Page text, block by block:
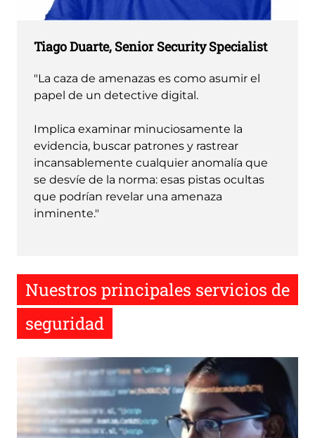
Tiago Duarte, Senior Security Specialist
"La caza de amenazas es como asumir el
papel de un detective digital.
Implica examinar minuciosamente la
evidencia, buscar patrones y rastrear
incansablemente cualquier anomalía que
se desvíe de la norma: esas pistas ocultas
que podrían revelar una amenaza
inminente."
Nuestros principales servicios de
seguridad